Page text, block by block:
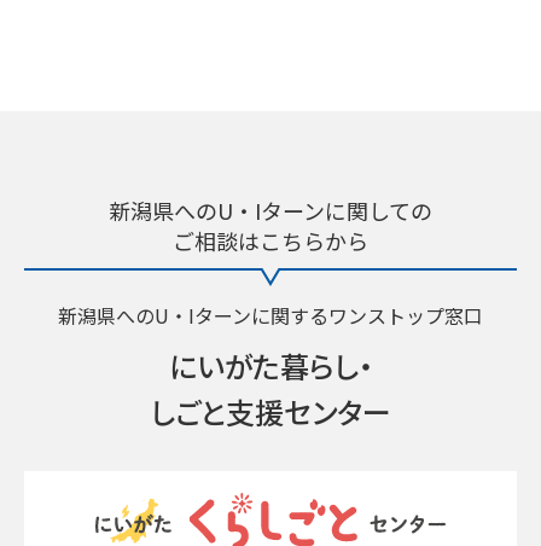
新潟県へのU・Iターンに関しての
ご相談はこちらから
新潟県へのU・Iターンに関するワンストップ窓口
にいがた暮らし・
しごと支援センター